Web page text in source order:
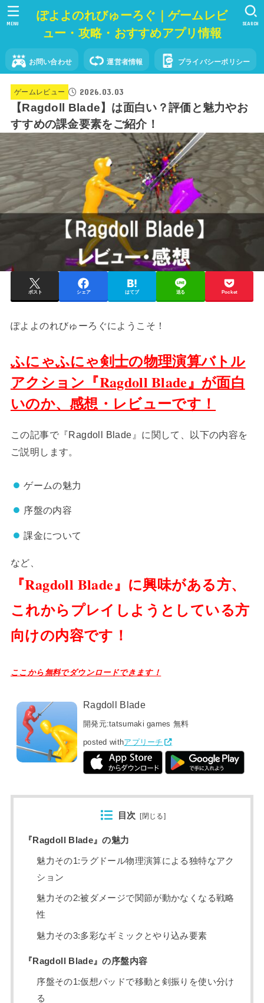
ぽよよのれびゅーろぐ｜ゲームレビ
ュー・攻略・おすすめアプリ情報
お問い合わせ 運営者情報 プライバシーポリシー
SEARCH
MENU
ゲームレビュー 2026.03.03
【Ragdoll Blade】は面白い？評価と魅力やお
すすめの課金要素をご紹介！
ポスト シェア はてブ 送る Pocket
ぽよよのれびゅーろぐにようこそ！
ふにゃふにゃ剣士の物理演算バトル
アクション『Ragdoll Blade』が面白
いのか、感想・レビューです！
この記事で『Ragdoll Blade』に関して、以下の内容を
ご説明します。
ゲームの魅力
序盤の内容
課金について
など、
『Ragdoll Blade』に興味がある方、
これからプレイしようとしている方
向けの内容です！
ここから無料でダウンロードできます！
Ragdoll Blade
開発元:tatsumaki games 無料
posted withアプリーチ
目次 [閉じる]
『Ragdoll Blade』の魅力
魅力その1:ラグドール物理演算による独特なアク
ション
魅力その2:被ダメージで関節が動かなくなる戦略
性
魅力その3:多彩なギミックとやり込み要素
『Ragdoll Blade』の序盤内容
序盤その1:仮想パッドで移動と剣振りを使い分け
る